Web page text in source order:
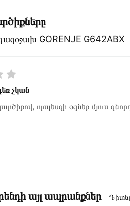
GORENJE G642ABX
չկան
որպեսզի օգնեք մյուս
այլ ապրանքներ Դիտել